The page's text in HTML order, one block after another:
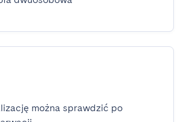
można sprawdzić po